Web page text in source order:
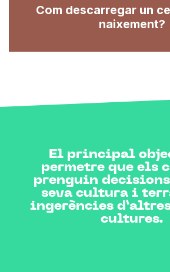
Com descarregar un
naixement?
El principal
permetre que els
prenguin
seva cultura i
ingerències
cultures.